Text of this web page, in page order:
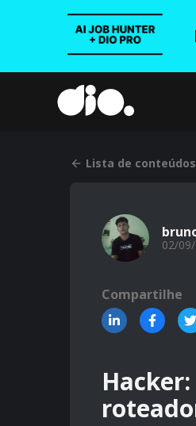
Lista de conteúdos
02/
Compartilhe